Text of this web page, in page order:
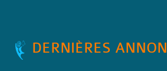
DERNIÈRES